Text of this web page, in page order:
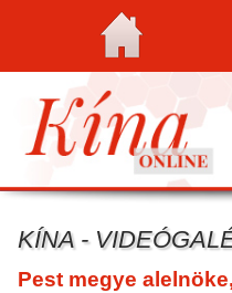
KÍNA -
Pest megye